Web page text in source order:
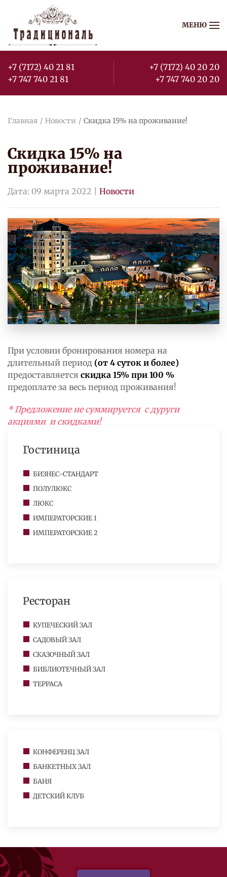
Перейти к содержимому МЕНЮ
+7 (7172) 40 21 81
+7 747 740 21 81
+7 (7172) 40 20 20
+7 747 740 20 20
Главная Новости Скидка 15% на проживание!
Скидка 15% на
проживание!
Дата: 09 марта 2022 Новости
При условии бронирования номера на
длительный период (от 4 суток и более)
предоставляется скидка 15% при 100 %
предоплате за весь период проживания!
* Предложение не суммируется с дуруги
акциями и скидками!
Гостиница
БИЗНЕС-СТАНДАРТ
ПОЛУЛЮКС
ЛЮКС
ИМПЕРАТОРСКИЕ 1
ИМПЕРАТОРСКИЕ 2
Ресторан
КУПЕЧЕСКИЙ ЗАЛ
САДОВЫЙ ЗАЛ
СКАЗОЧНЫЙ ЗАЛ
БИБЛИОТЕЧНЫЙ ЗАЛ
ТЕРРАСА
КОНФЕРЕНЦ ЗАЛ
БАНКЕТНЫХ ЗАЛ
БАНЯ
ДЕТСКИЙ КЛУБ